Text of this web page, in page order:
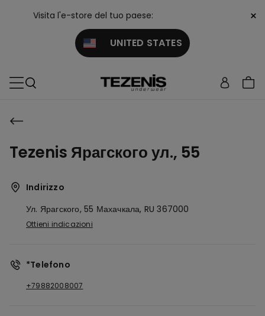
Visita l'e-store del tuo paese:
UNITED STATES
×
Tezenis Ярагского ул., 55
Indirizzo
Ул. Ярагского, 55 Махачкала, RU367000
Ottieni indicazioni
*Telefono
+79882008007